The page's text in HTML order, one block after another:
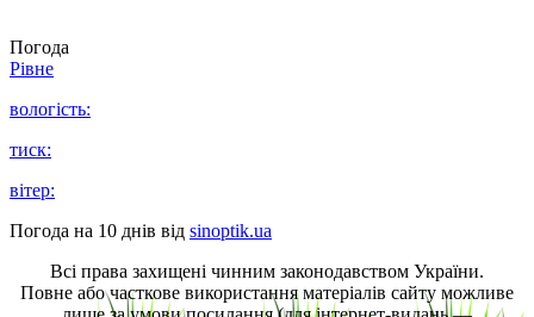
Погода
Рівне
вологість:
тиск:
вітер:
Погода на 10 днів від sinoptik.ua
Всі права захищені чинним законодавством України.
Повне або часткове використання матеріалів сайту можливе